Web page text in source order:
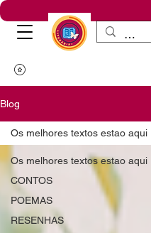
Blog
Os melhores textos estao aqui
CONTOS
POEMAS
RESENHAS
Os melhores textos estao aqui